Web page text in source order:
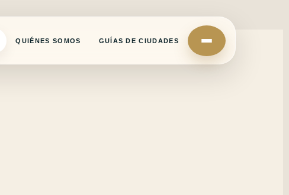
QUIÉNES SOMOS GUÍAS DE CIUDADES